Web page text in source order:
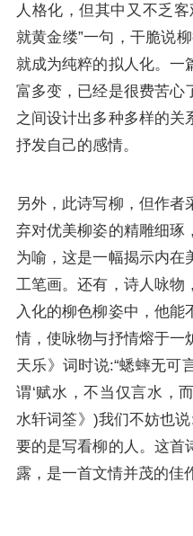
人格化，但其中又不乏
就黄金缕”一句，干脆说
就成为纯粹的拟人化。一
富多变，已经是很费苦心
之间设计出多种多样的关
抒发自己的感情。
另外，此诗写柳，但作者
弃对优美柳姿的精雕细琢
为喻，这是一幅揭示内在
工笔画。还有，诗人咏物
入化的柳色柳姿中，他能
情，使咏物与抒情熔于一
天乐》词时说:“蟋蟀无可
谓‘赋水，不当仅言水，
水轩词筌》)我们不妨也
要的是写看柳的人。这首
露，是一首文情并茂的佳